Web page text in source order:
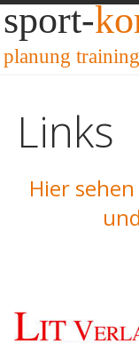
Links
Hier
sport-
planung